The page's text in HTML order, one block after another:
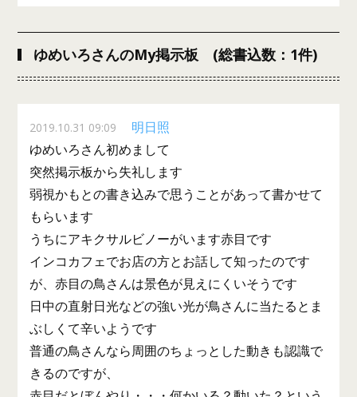
ゆめいろさんのMy掲示板 (総書込数：1件)
2019.10.31 09:09
明日照
ゆめいろさん初めまして
突然掲示板から失礼します
弱視かもとの書き込みで思うことがあって書かせて
もらいます
うちにアキクサルビノーがいます赤目です
インコカフェでお店の方とお話して知ったのです
が、赤目の鳥さんは景色が見えにくいそうです
日中の直射日光などの強い光が鳥さんに当たるとま
ぶしくて辛いようです
普通の鳥さんなら周囲のちょっとした動きも認識で
きるのですが、